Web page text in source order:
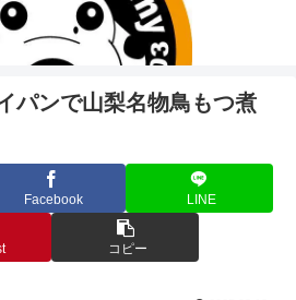
パンで山梨名物鳥もつ煮
Facebook LINE
コピー